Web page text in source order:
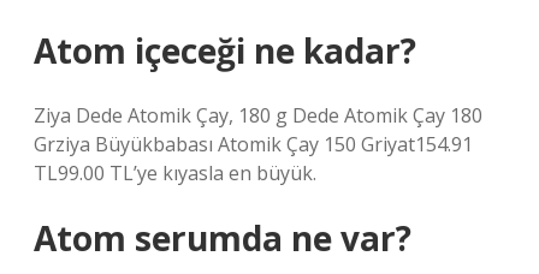
Atom içeceği ne kadar?
Ziya Dede Atomik Çay, 180 g Dede Atomik Çay 180
Grziya Büyükbabası Atomik Çay 150 Griyat154.91
TL99.00 TL’ye kıyasla en büyük.
Atom serumda ne var?